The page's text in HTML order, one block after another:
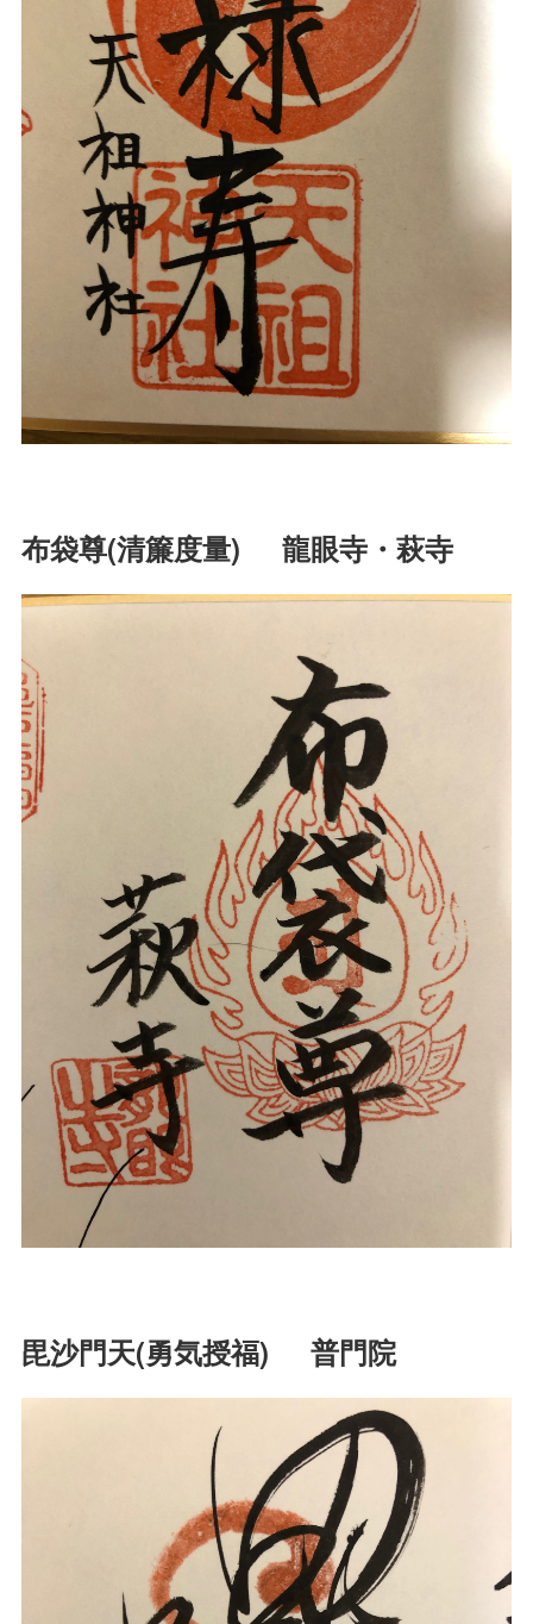
布袋尊(清簾度量) 龍眼寺・萩寺
毘沙門天(勇気授福) 普門院